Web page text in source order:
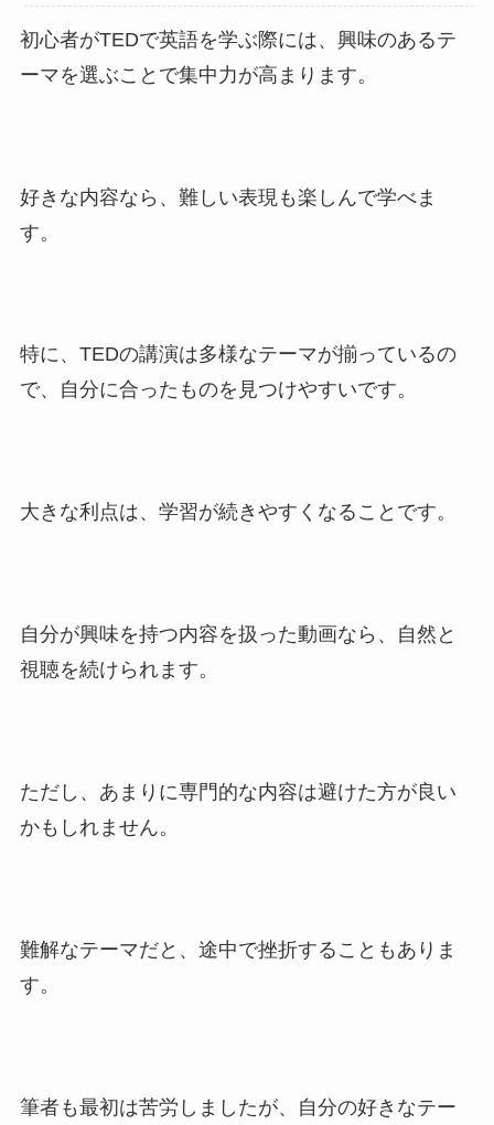
初心者がTEDで英語を学ぶ際には、興味のあるテ
ーマを選ぶことで集中力が高まります。
好きな内容なら、難しい表現も楽しんで学べま
す。
特に、TEDの講演は多様なテーマが揃っているの
で、自分に合ったものを見つけやすいです。
大きな利点は、学習が続きやすくなることです。
自分が興味を持つ内容を扱った動画なら、自然と
視聴を続けられます。
ただし、あまりに専門的な内容は避けた方が良い
かもしれません。
難解なテーマだと、途中で挫折することもありま
す。
筆者も最初は苦労しましたが、自分の好きなテー